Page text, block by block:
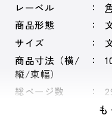
レーベル
商品形態
サイズ
商品寸法（横/
縦/束幅）
総ページ数
も